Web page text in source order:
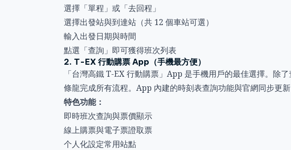
選擇「單程」或「去回程」
選擇出發站與到達站（共 12 個車站可選）
輸入出發日期與時間
點選「查詢」即可獲得班次列表
2. T-EX 行動購票 App（手機最方便）
「台灣高鐵 T-EX 行動購票」App 是手機用戶的最佳選擇。除
條龍完成所有流程。App 內建的時刻表查詢功能與官網同步更新
特色功能：
即時班次查詢與票價顯示
線上購票與電子票證取票
个人化設定常用站點